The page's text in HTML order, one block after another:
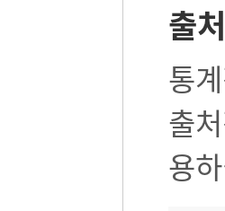
출
통
출
용